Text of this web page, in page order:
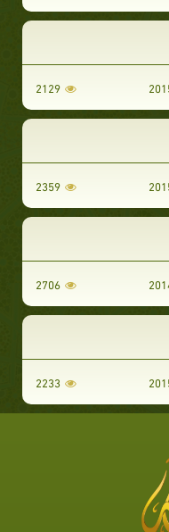
2129
2359
2706
2233